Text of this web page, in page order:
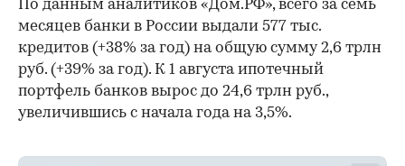
По данным аналитиков «Дом.РФ», всего за семь
месяцев банки в России выдали 577 тыс.
кредитов (+38% за год) на общую сумму 2,6 трлн
руб. (+39% за год). К 1 августа ипотечный
портфель банков вырос до 24,6 трлн руб.,
увеличившись с начала года на 3,5%.